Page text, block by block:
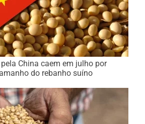
China caem em julho por
do rebanho suíno